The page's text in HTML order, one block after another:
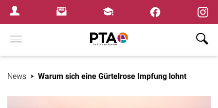
Login MenuNewsletterFortbildungen
Home
News Warum sich eine Gürtelrose Impfung lohnt
×